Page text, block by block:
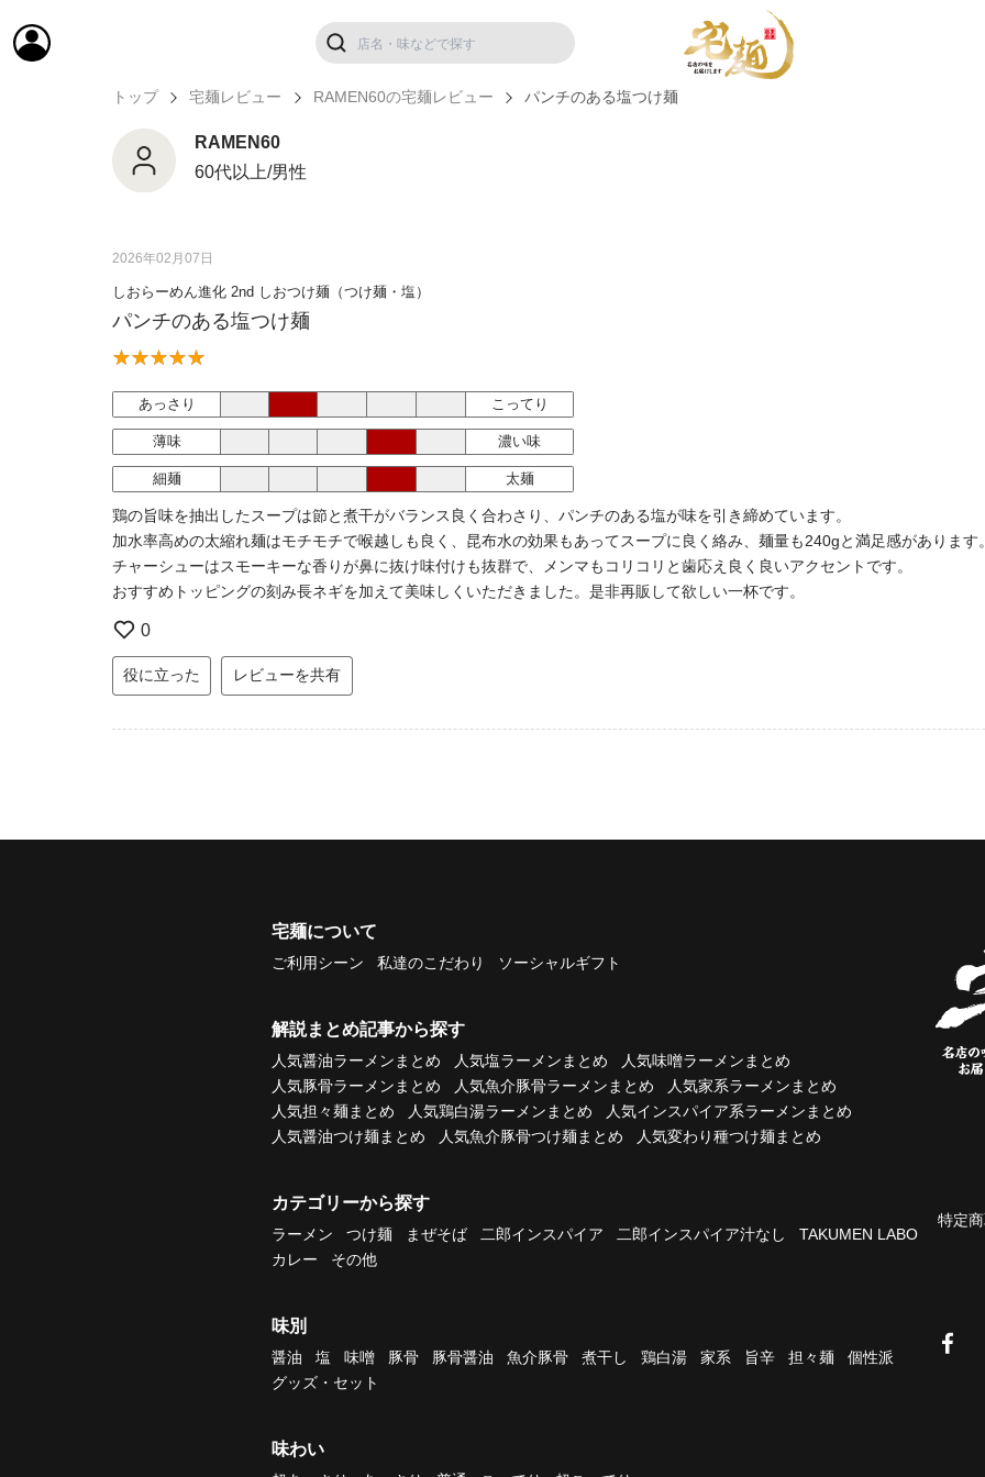
トップ 宅麺レビュー RAMEN60の宅麺レビュー パンチのある塩つけ麺
RAMEN60
60代以上/男性
2026年02月07日
しおらーめん進化 2nd しおつけ麺（つけ麺・塩）
パンチのある塩つけ麺
あっさり こってり
薄味 濃い味
細麺 太麺
鶏の旨味を抽出したスープは節と煮干がバランス良く合わさり、パンチのある塩が味を引き締めています。
加水率高めの太縮れ麺はモチモチで喉越しも良く、昆布水の効果もあってスープに良く絡み、麺量も240gと満足感があります
チャーシューはスモーキーな香りが鼻に抜け味付けも抜群で、メンマもコリコリと歯応え良く良いアクセントです。
おすすめトッピングの刻み長ネギを加えて美味しくいただきました。是非再販して欲しい一杯です。
0
役に立った レビューを共有
宅麺について
ご利用シーン 私達のこだわり ソーシャルギフト
解説まとめ記事から探す
人気醤油ラーメンまとめ 人気塩ラーメンまとめ
人気味噌ラーメンまとめ
人気豚骨ラーメンまとめ
人気魚介豚骨ラーメンまとめ
人気家系ラーメンまとめ
人気担々麺まとめ
人気鶏白湯ラーメンまとめ
人気インスパイア系ラーメンまとめ
人気醤油つけ麺まとめ
人気魚介豚骨つけ麺まとめ 人気変わり種つけ麺まとめ
カテゴリーから探す
ラーメン つけ麺 まぜそば 二郎インスパイア 二郎インスパイア汁なし
TAKUMEN LABO
カレー
その他
味別
醤油 塩 味噌 豚骨 豚骨醤油 魚介豚骨 煮干し 鶏白湯 家系 旨辛 担々麺
個性派
グッズ・セット
味わい
特定